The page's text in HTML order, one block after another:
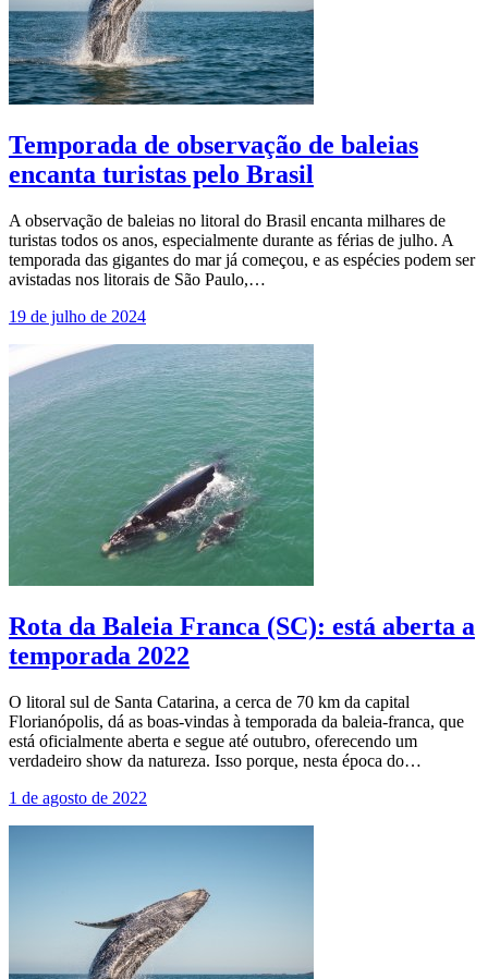
Temporada de observação de baleias
encanta turistas pelo Brasil
A observação de baleias no litoral do Brasil encanta milhares de
turistas todos os anos, especialmente durante as férias de julho. A
temporada das gigantes do mar já começou, e as espécies podem ser
avistadas nos litorais de São Paulo,…
19 de julho de 2024
Rota da Baleia Franca (SC): está aberta a
temporada 2022
O litoral sul de Santa Catarina, a cerca de 70 km da capital
Florianópolis, dá as boas-vindas à temporada da baleia-franca, que
está oficialmente aberta e segue até outubro, oferecendo um
verdadeiro show da natureza. Isso porque, nesta época do…
1 de agosto de 2022